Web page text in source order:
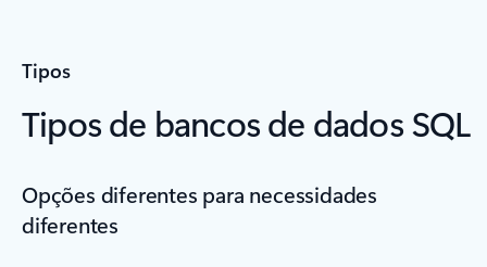
Tipos
Tipos de bancos de dados SQL
Opções diferentes para necessidades
diferentes